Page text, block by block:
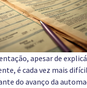
apesar de
é cada vez mais
do avanço da